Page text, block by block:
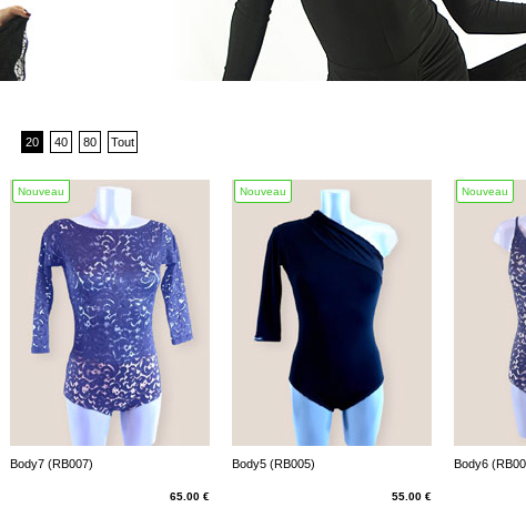
20 40 80 Tout
Nouveau
Body7 (RB007)
65.00 €
Nouveau
Body5 (RB005)
55.00 €
Nouveau
Body6